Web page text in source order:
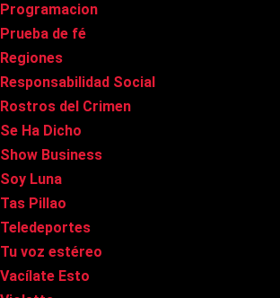
Programacion
Prueba de fé
Regiones
Responsabilidad Social
Rostros del Crimen
Se Ha Dicho
Show Business
Soy Luna
Tas Pillao
Teledeportes
Tu voz estéreo
Vacílate Esto